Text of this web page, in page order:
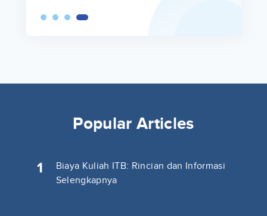
Popular Articles
1
Biaya Kuliah ITB: Rincian dan Informasi
Selengkapnya